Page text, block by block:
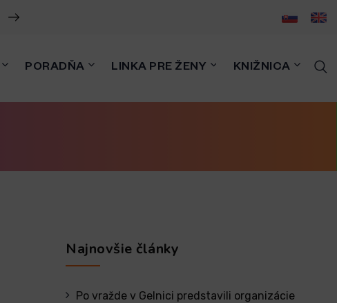
PORADŇA LINKA PRE ŽENY KNIŽNICA
Najnovšie články
Po vražde v Gelnici predstavili organizácie